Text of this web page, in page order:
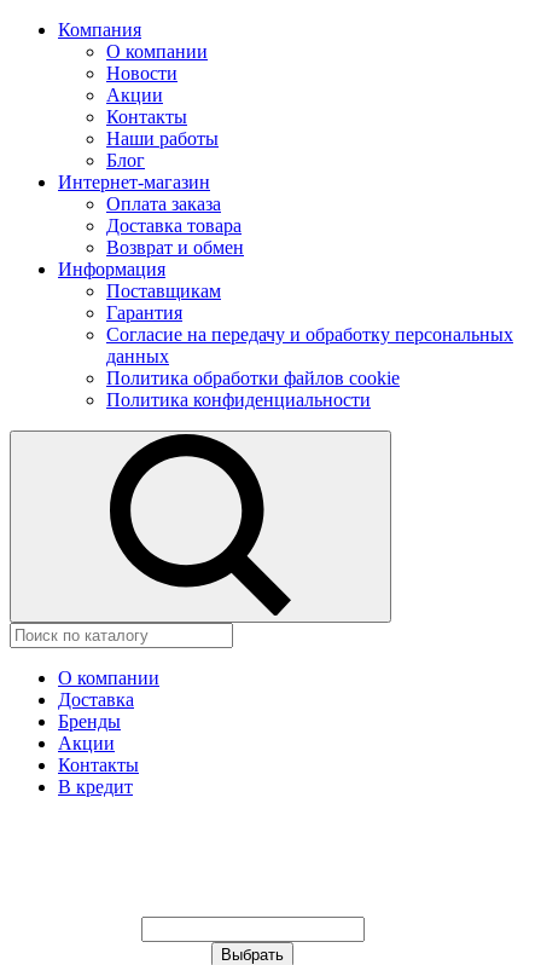
Компания
О компании
Новости
Акции
Контакты
Наши работы
Блог
Интернет-магазин
Оплата заказа
Доставка товара
Возврат и обмен
Информация
Поставщикам
Гарантия
Согласие на передачу и обработку персональных
данных
Политика обработки файлов cookie
Политика конфиденциальности
О компании
Доставка
Бренды
Акции
Контакты
В кредит